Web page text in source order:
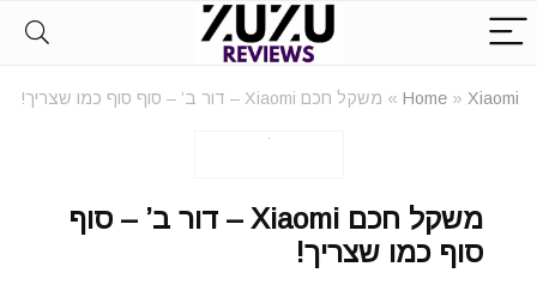
Home » Xiaomi
» משקל חכם Xiaomi – דור ב’ – סוף סוף כמו שצריך!
משקל חכם Xiaomi – דור ב’ – סוף
סוף כמו שצריך!